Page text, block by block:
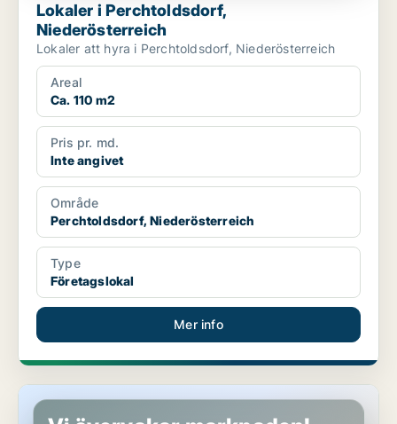
Lokaler i Perchtoldsdorf,
Niederösterreich
Lokaler att hyra i Perchtoldsdorf, Niederösterreich
Areal
Ca. 110 m2
Pris pr. md.
Inte angivet
Område
Perchtoldsdorf, Niederösterreich
Type
Företagslokal
Mer info
Lokaler i Sankt Pölten, Niederösterreich